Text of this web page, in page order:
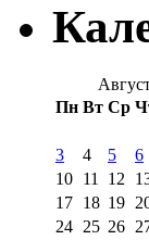
Пн Вт Ср
3
4 5 6
10 11 12
17 18 19
24 25 26